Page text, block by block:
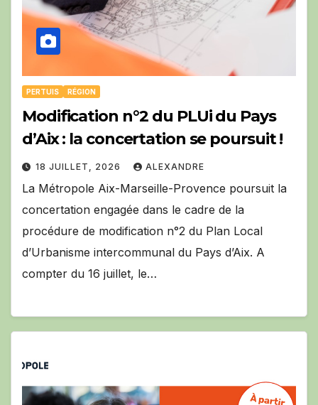
PERTUIS RÉGION
Modification n°2 du PLUi du Pays
d’Aix : la concertation se poursuit !
18 JUILLET, 2026 ALEXANDRE
La Métropole Aix-Marseille-Provence poursuit la
concertation engagée dans le cadre de la
procédure de modification n°2 du Plan Local
d’Urbanisme intercommunal du Pays d’Aix. A
compter du 16 juillet, le…